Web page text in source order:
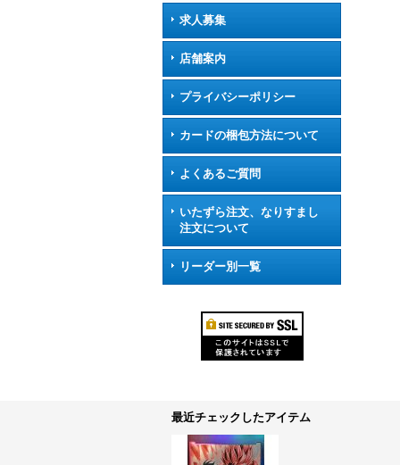
求人募集
店舗案内
プライバシーポリシー
カードの梱包方法について
よくあるご質問
いたずら注文、なりすまし
注文について
リーダー別一覧
最近チェックしたアイテム